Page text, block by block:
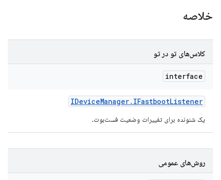
خلاصه
کلاس‌های تو در تو
interface
IDeviceManager. IFastbootListener
یک شنونده برای تغییرات وضعیت فست‌بوت.
روش‌های عمومی